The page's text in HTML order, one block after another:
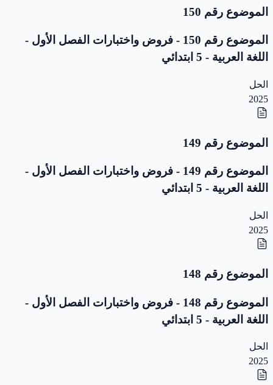
الموضوع رقم 150
الموضوع رقم 150 - فروض واختبارات الفصل الأول -
اللغة العربية - 5 ابتدائي
الحل
2025
الموضوع رقم 149
الموضوع رقم 149 - فروض واختبارات الفصل الأول -
اللغة العربية - 5 ابتدائي
الحل
2025
الموضوع رقم 148
الموضوع رقم 148 - فروض واختبارات الفصل الأول -
اللغة العربية - 5 ابتدائي
الحل
2025